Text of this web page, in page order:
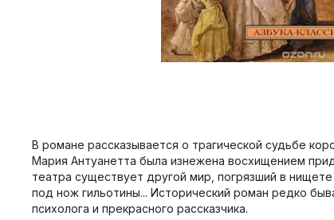
В романе рассказывается о трагической судьбе
Мария Антуанетта была изнежена восхищением
театра существует другой мир, погрязший в
под нож гильотины... Исторический роман редко
психолога и прекрасного рассказчика.